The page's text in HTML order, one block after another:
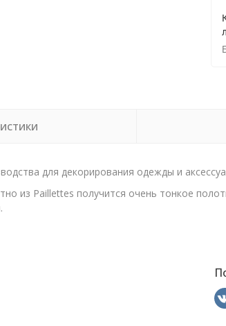
для декорирования одежды и
из Paillettes получится очень тонкое